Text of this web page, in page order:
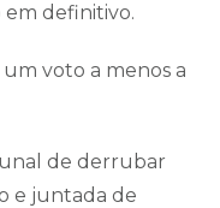
em definitivo.
voto a menos a
de derrubar
e juntada de